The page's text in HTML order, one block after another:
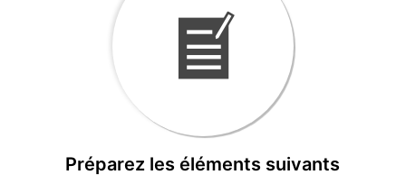
Préparez les éléments suivants